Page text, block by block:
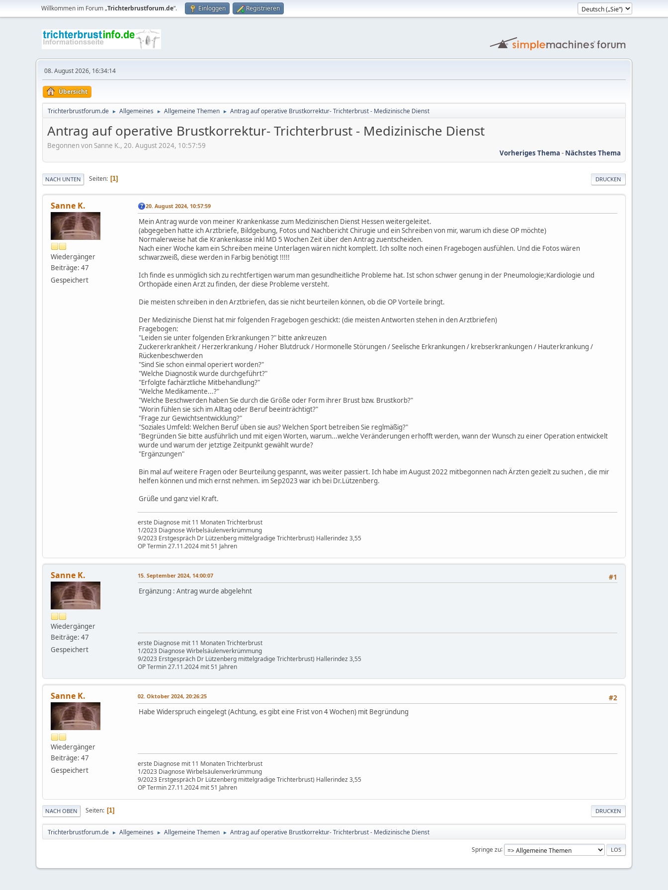
Willkommen im Forum „Trichterbrustforum.de“. Einloggen Registrieren
08. August 2026, 16:34:14
Übersicht
Trichterbrustforum.de ► Allgemeines ► Allgemeine Themen ► Antrag auf operative Brustkorrektur- Trichterbrust - Medizinische Dienst
Antrag auf operative Brustkorrektur- Trichterbrust - Medizinische Dienst
Begonnen von Sanne K., 20. August 2024, 10:57:59
Vorheriges Thema - Nächstes Thema
DRUCKEN
NACH UNTEN Seiten 1
Sanne K.
Wiedergänger
Beiträge: 47
Gespeichert
20. August 2024, 10:57:59
Mein Antrag wurde von meiner Krankenkasse zum Medizinischen Dienst Hessen weitergeleitet.
(abgegeben hatte ich Arztbriefe, Bildgebung, Fotos und Nachbericht Chirugie und ein Schreiben von mir, warum ich diese OP möchte)
Normalerweise hat die Krankenkasse inkl MD 5 Wochen Zeit über den Antrag zuentscheiden.
Nach einer Woche kam ein Schreiben meine Unterlagen wären nicht komplett. Ich sollte noch einen Fragebogen ausfühlen. Und die Fotos wären
schwarzweiß, diese werden in Farbig benötigt !!!!!
Ich finde es unmöglich sich zu rechtfertigen warum man gesundheitliche Probleme hat. Ist schon schwer genung in der Pneumologie;Kardiologie und
Orthopäde einen Arzt zu finden, der diese Probleme versteht.
Die meisten schreiben in den Arztbriefen, das sie nicht beurteilen können, ob die OP Vorteile bringt.
Der Medizinische Dienst hat mir folgenden Fragebogen geschickt: (die meisten Antworten stehen in den Arztbriefen)
Fragebogen:
"Leiden sie unter folgenden Erkrankungen ?" bitte ankreuzen
Zuckererkrankheit / Herzerkrankung / Hoher Blutdruck / Hormonelle Störungen / Seelische Erkrankungen / krebserkrankungen / Hauterkrankung /
Rückenbeschwerden
"Sind Sie schon einmal operiert worden?"
"Welche Diagnostik wurde durchgeführt?"
"Erfolgte fachärztliche Mitbehandlung?"
"Welche Medikamente...?"
"Welche Beschwerden haben Sie durch die Größe oder Form ihrer Brust bzw. Brustkorb?"
"Worin fühlen sie sich im Alltag oder Beruf beeinträchtigt?"
"Frage zur Gewichtsentwicklung?"
"Soziales Umfeld: Welchen Beruf üben sie aus? Welchen Sport betreiben Sie reglmäßig?"
"Begründen Sie bitte ausführlich und mit eigen Worten, warum...welche Veränderungen erhofft werden, wann der Wunsch zu einer Operation entwickelt
wurde und warum der jetztige Zeitpunkt gewählt wurde?
"Ergänzungen"
Bin mal auf weitere Fragen oder Beurteilung gespannt, was weiter passiert. Ich habe im August 2022 mitbegonnen nach Ärzten gezielt zu suchen , die mir
helfen können und mich ernst nehmen. im Sep2023 war ich bei Dr.Lützenberg.
Grüße und ganz viel Kraft.
erste Diagnose mit 11 Monaten Trichterbrust
1/2023 Diagnose Wirbelsäulenverkrümmung
9/2023 Erstgespräch Dr Lützenberg mittelgradige Trichterbrust) Hallerindez 3,55
OP Termin 27.11.2024 mit 51 Jahren
Sanne K.
Wiedergänger
Beiträge: 47
Gespeichert
#1
15. September 2024, 14:00:07
Ergänzung : Antrag wurde abgelehnt
erste Diagnose mit 11 Monaten Trichterbrust
1/2023 Diagnose Wirbelsäulenverkrümmung
9/2023 Erstgespräch Dr Lützenberg mittelgradige Trichterbrust) Hallerindez 3,55
OP Termin 27.11.2024 mit 51 Jahren
Sanne K.
Wiedergänger
Beiträge: 47
Gespeichert
#2
02. Oktober 2024, 20:26:25
Habe Widerspruch eingelegt (Achtung, es gibt eine Frist von 4 Wochen) mit Begründung
erste Diagnose mit 11 Monaten Trichterbrust
1/2023 Diagnose Wirbelsäulenverkrümmung
9/2023 Erstgespräch Dr Lützenberg mittelgradige Trichterbrust) Hallerindez 3,55
OP Termin 27.11.2024 mit 51 Jahren
DRUCKEN
NACH OBEN Seiten 1
Trichterbrustforum.de ► Allgemeines ► Allgemeine Themen ► Antrag auf operative Brustkorrektur- Trichterbrust - Medizinische Dienst
Springe zu